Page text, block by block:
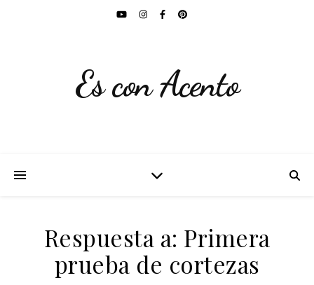
Es con Acento
Respuesta a: Primera
prueba de cortezas